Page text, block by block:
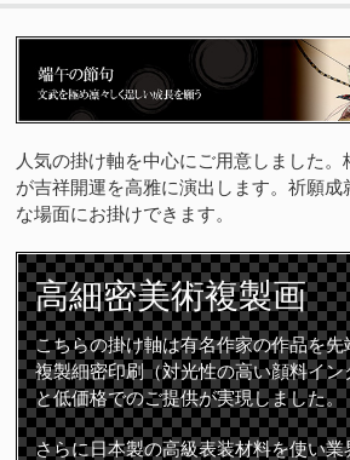
人気の掛け軸を中心にご用意しました。
が吉祥開運を高雅に演出します。祈願成
な場面にお掛けできます。
高細密美術複製画
こちらの掛け軸は有名作家の作品を
複製細密印刷（対光性の高い顔料イ
と低価格でのご提供が実現しました。
さらに日本製の高級表装材料を使い